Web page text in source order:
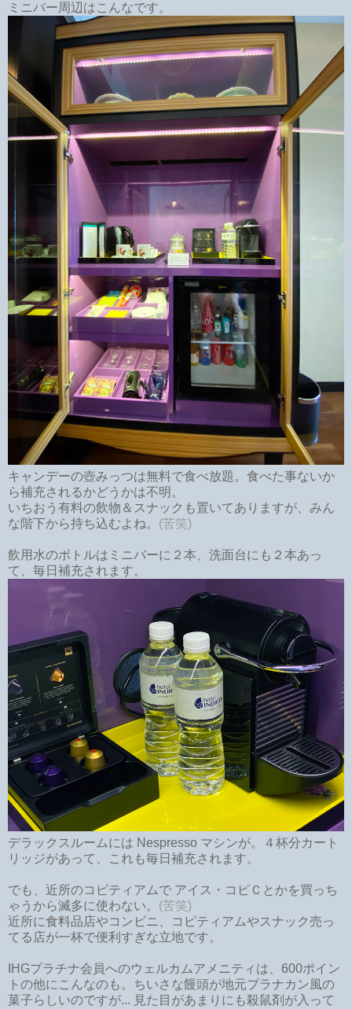
ミニバー周辺はこんなです。
キャンデーの壺みっつは無料で食べ放題。食べた事ないか
ら補充されるかどうかは不明。
いちおう有料の飲物＆スナックも置いてありますが、みん
な階下から持ち込むよね。 (苦笑)
飲用水のボトルはミニバーに２本、洗面台にも２本あっ
て、毎日補充されます。
デラックスルームには Nespresso マシンが。４杯分カート
リッジがあって、これも毎日補充されます。
でも、近所のコピティアムで アイス・コピＣとかを買っち
ゃうから滅多に使わない。 (苦笑)
近所に食料品店やコンビニ、コピティアムやスナック売っ
てる店が一杯で便利すぎな立地です。
IHGプラチナ会員へのウェルカムアメニティは、600ポイン
トの他にこんなのも。ちいさな饅頭が地元プラナカン風の
菓子らしいのですが... 見た目があまりにも殺鼠剤が入って